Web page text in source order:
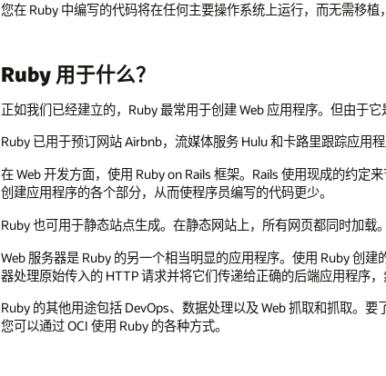
您在 Ruby 中编写的代码将在任何主要操作系统上运行，而无需移植
Ruby 用于什么？
正如我们已经建立的，Ruby 最常用于创建 Web 应用程序。但由于
Ruby 已用于预订网站 Airbnb，流媒体服务 Hulu 和卡路里跟踪应用
在 Web 开发方面，使用 Ruby on Rails 框架。Rails 使用现成的约
创建应用程序的各个部分，从而使程序员编写的代码更少。
Ruby 也可用于静态站点生成。在静态网站上，所有网页都同时加载
Web 服务器是 Ruby 的另一个相当明显的应用程序。使用 Ruby 创
器处理原始传入的 HTTP 请求并将它们传递给正确的后端应用程序，
Ruby 的其他用途包括 DevOps、数据处理以及 Web 抓取和抓取。
您可以通过 OCI 使用 Ruby 的各种方式。